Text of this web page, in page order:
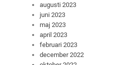
augusti 2023
juni 2023
maj 2023
april 2023
februari 2023
december 2022